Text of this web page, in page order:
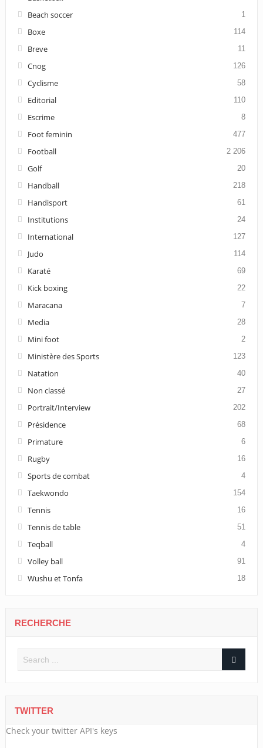
Beach soccer 1
Boxe 114
Breve 11
Cnog 126
Cyclisme 58
Editorial 110
Escrime 8
Foot feminin 477
Football 2 206
Golf 20
Handball 218
Handisport 61
Institutions 24
International 127
Judo 114
Karaté 69
Kick boxing 22
Maracana 7
Media 28
Mini foot 2
Ministère des Sports 123
Natation 40
Non classé 27
Portrait/Interview 202
Présidence 68
Primature 6
Rugby 16
Sports de combat 4
Taekwondo 154
Tennis 16
Tennis de table 51
Teqball 4
Volley ball 91
Wushu et Tonfa 18
RECHERCHE
TWITTER
Check your twitter API's keys